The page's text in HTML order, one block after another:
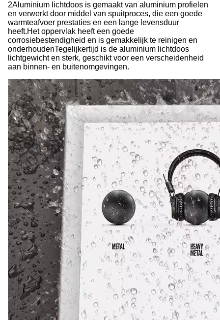
2Aluminium lichtdoos is gemaakt van aluminium profielen
en verwerkt door middel van spuitproces, die een goede
warmteafvoer prestaties en een lange levensduur
heeft.Het oppervlak heeft een goede
corrosiebestendigheid en is gemakkelijk te reinigen en
onderhoudenTegelijkertijd is de aluminium lichtdoos
lichtgewicht en sterk, geschikt voor een verscheidenheid
aan binnen- en buitenomgevingen.